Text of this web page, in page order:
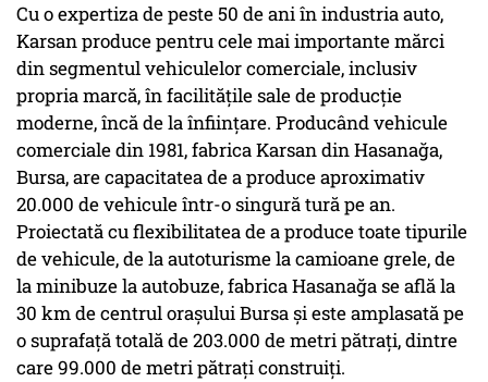
Cu o expertiza de peste 50 de ani în industria auto,
Karsan produce pentru cele mai importante mărci
din segmentul vehiculelor comerciale, inclusiv
propria marcă, în facilitățile sale de producție
moderne, încă de la înființare. Producând vehicule
comerciale din 1981, fabrica Karsan din Hasanağa,
Bursa, are capacitatea de a produce aproximativ
20.000 de vehicule într-o singură tură pe an.
Proiectată cu flexibilitatea de a produce toate tipurile
de vehicule, de la autoturisme la camioane grele, de
la minibuze la autobuze, fabrica Hasanağa se află la
30 km de centrul orașului Bursa și este amplasată pe
o suprafață totală de 203.000 de metri pătrați, dintre
care 99.000 de metri pătrați construiți.